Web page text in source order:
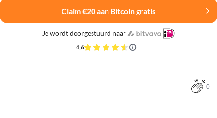
Claim €20 aan Bitcoin gratis
Je wordt doorgestuurd naar
4,6
0